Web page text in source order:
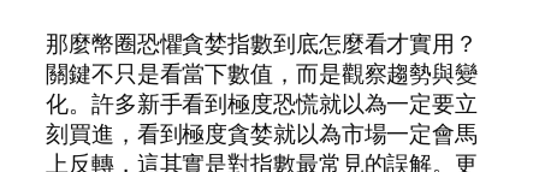
那麼幣圈恐懼貪婪指數到底怎麼看才實用？
關鍵不只是看當下數值，而是觀察趨勢與變
化。許多新手看到極度恐慌就以為一定要立
刻買進，看到極度貪婪就以為市場一定會馬
上反轉，這其實是對指數最常見的誤解。更